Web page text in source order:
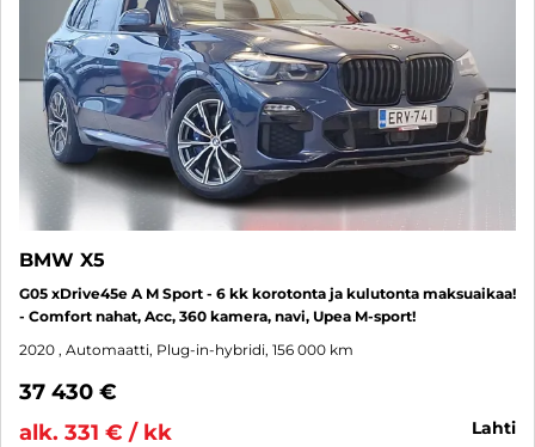
BMW X5
G05 xDrive45e A M Sport - 6 kk korotonta ja kulutonta maksuaikaa!
- Comfort nahat, Acc, 360 kamera, navi, Upea M-sport!
2020 , Automaatti, Plug-in-hybridi, 156 000 km
37 430 €
alk. 331 € / kk
lahti